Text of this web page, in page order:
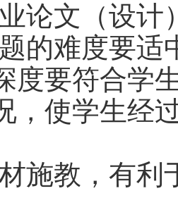
论文（设计
的难度要适
度要符合学
，使学生经
施教，有利